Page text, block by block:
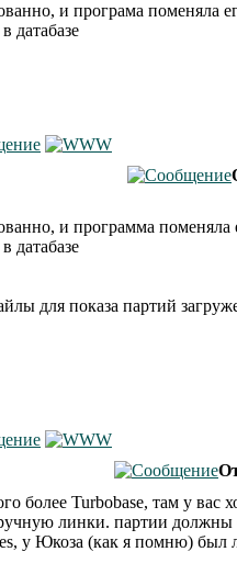
и програма поменяла
датабазе
и программа поменяла
датабазе
для показа партий
более Turbobase, там у вас
линки. партии
у Юкоза (как я помню) был